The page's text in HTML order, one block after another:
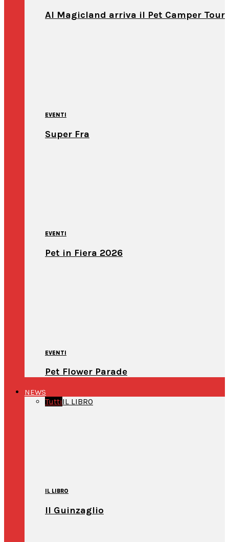
Al Magicland arriva il Pet Camper Tour
EVENTI
Super Fra
EVENTI
Pet in Fiera 2026
EVENTI
Pet Flower Parade
NEWS
TuttiIL LIBRO
IL LIBRO
Il Guinzaglio